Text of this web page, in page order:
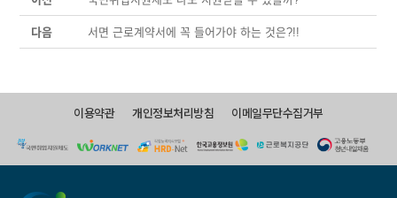
다음 서면 근로계약서에 꼭 들어가야 하는 것은?!!
이용약관 개인정보처리방침 이메일무단수집거부